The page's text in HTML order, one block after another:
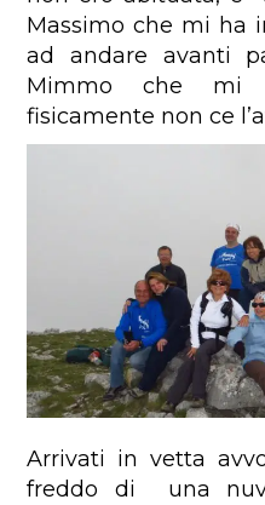
Massimo che mi ha
ad andare avanti
Mimmo che mi
fisicamente non ce
Arrivati in vetta
freddo di una